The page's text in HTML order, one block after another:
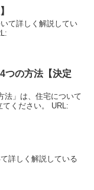
て詳しく解説してい
つの方法【決定
法」は、住宅について
てください。 URL:
詳しく解説している